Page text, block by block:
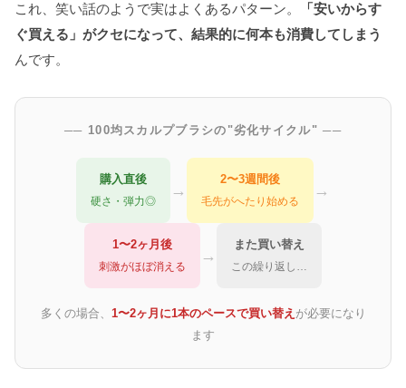
これ、笑い話のようで実はよくあるパターン。
「安いからす
ぐ買える」がクセになって、結果的に何本も消費してしまう
んです。
── 100均スカルプブラシの"劣化サイクル" ──
購入直後
硬さ・弾力◎
→
2〜3週間後
毛先がへたり始める
→
1〜2ヶ月後
刺激がほぼ消える
→
また買い替え
この繰り返し…
多くの場合、 1〜2ヶ月に1本のペースで買い替え が必要になり
ます